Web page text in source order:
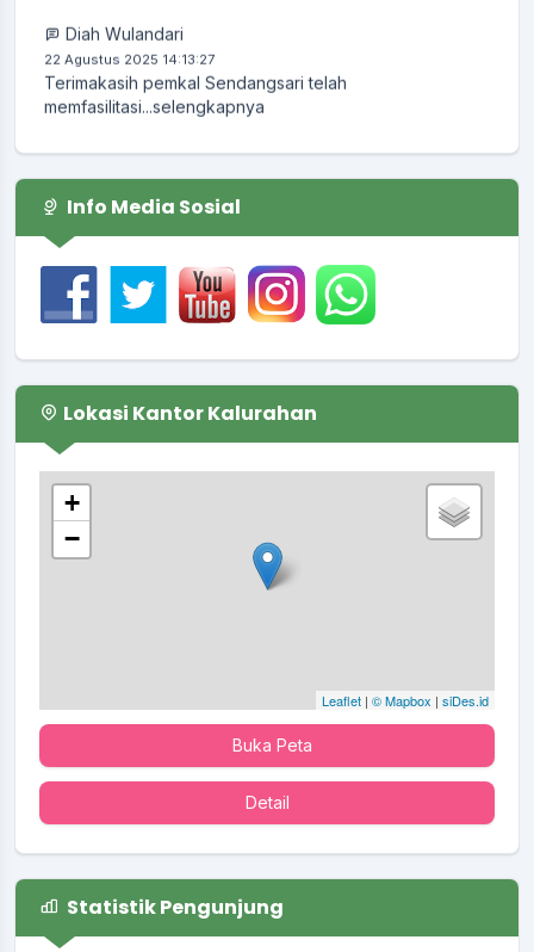
22 Agustus 2025 14:13:27
Terimakasih pemkal Sendangsari telah
memfasilitasi...selengkapnya
Info Media Sosial
Lokasi Kantor Kalurahan
+
−
Leaflet | © Mapbox | siDes.id
Buka Peta
Detail
Statistik Pengunjung